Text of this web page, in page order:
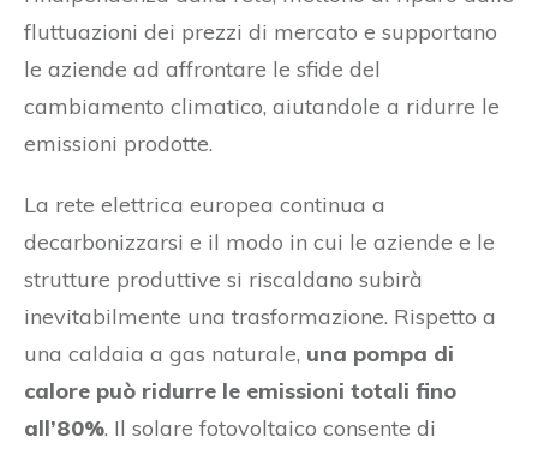
fluttuazioni dei prezzi di mercato e supportano
le aziende ad affrontare le sfide del
cambiamento climatico, aiutandole a ridurre le
emissioni prodotte.
La rete elettrica europea continua a
decarbonizzarsi e il modo in cui le aziende e le
strutture produttive si riscaldano subirà
inevitabilmente una trasformazione. Rispetto a
una caldaia a gas naturale, una pompa di
calore può ridurre le emissioni totali fino
all’80%. Il solare fotovoltaico consente di